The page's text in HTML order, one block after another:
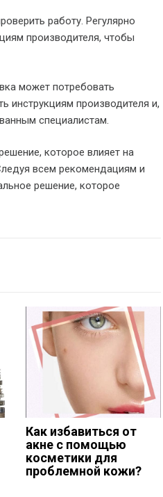
работу. Регулярно
производителя, чтобы
может потребовать
инструкциям производителя и,
специалистам.
которое влияет на
всем рекомендациям и
решение, которое
Как избавиться от
акне с помощью
косметики для
проблемной кожи?